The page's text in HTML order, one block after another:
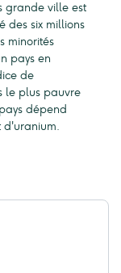
grande ville est
des six millions
minorités
pays en
de
le plus pauvre
dépend
d'uranium.